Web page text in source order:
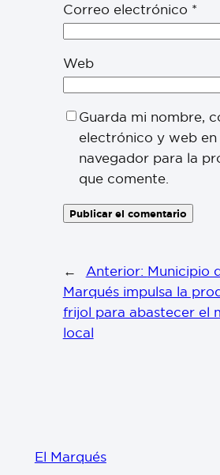
Correo electrónico *
Web
Guarda mi nombre,
electrónico y web en
navegador para la
que comente.
← Anterior: Municipio
Marqués impulsa la
frijol para abastecer el
local
El Marqués